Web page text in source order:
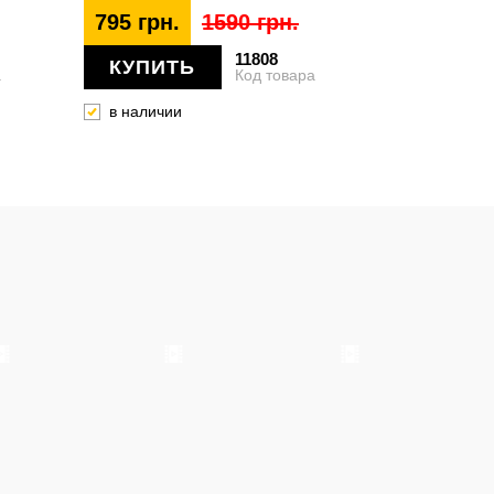
795 грн. 1590 грн.
КУПИТЬ 11808
Код товара
в наличии